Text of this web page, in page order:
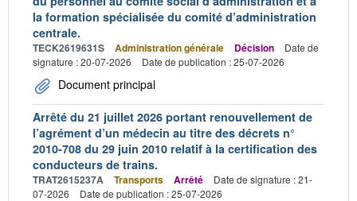
la formation spécialisée du comité d’administration
centrale.
TECK2619631S Administration générale Décision
Date de
signature : 20-07-2026
Date de publication : 25-07-2026
Document principal
Arrêté du 21 juillet 2026 portant renouvellement de
l’agrément d’un médecin au titre des décrets n°
2010-708 du 29 juin 2010 relatif à la certification des
conducteurs de trains.
TRAT2615237A Transports Arrêté
Date de signature : 21-
07-2026
Date de publication : 25-07-2026